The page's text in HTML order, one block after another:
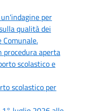
per
qualità dei
procedura aperta
scolastico e
scolastico per